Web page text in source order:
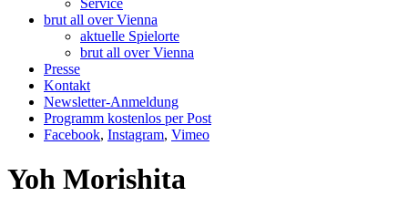
Service
brut all over Vienna
aktuelle Spielorte
brut all over Vienna
Presse
Kontakt
Newsletter-Anmeldung
Programm kostenlos per Post
Facebook, Instagram, Vimeo
Yoh Morishita